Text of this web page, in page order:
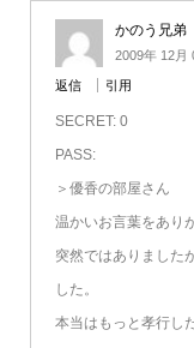
かのう兄弟
2009年 12月
返信 引用
SECRET: 0
PASS:
＞優香の部屋さん
温かいお言葉をあり
突然ではありました
した。
本当はもっと孝行し